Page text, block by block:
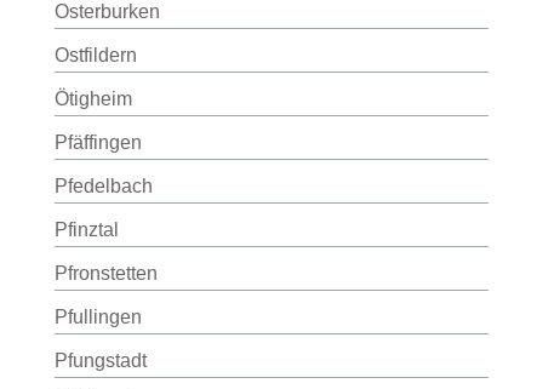
Osterburken
Ostfildern
Ötigheim
Pfäffingen
Pfedelbach
Pfinztal
Pfronstetten
Pfullingen
Pfungstadt